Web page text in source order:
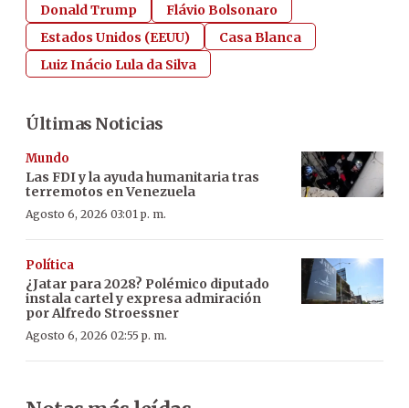
Donald Trump
Flávio Bolsonaro
Estados Unidos (EEUU)
Casa Blanca
Luiz Inácio Lula da Silva
Últimas Noticias
Mundo
Las FDI y la ayuda humanitaria tras
terremotos en Venezuela
Agosto 6, 2026 03:01 p. m.
Política
¿Jatar para 2028? Polémico diputado
instala cartel y expresa admiración
por Alfredo Stroessner
Agosto 6, 2026 02:55 p. m.